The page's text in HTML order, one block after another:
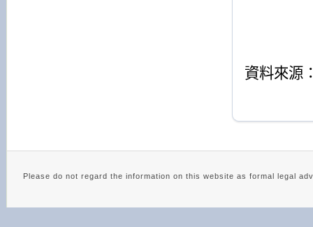
資料來源
Please do not regard the information on this website as formal legal